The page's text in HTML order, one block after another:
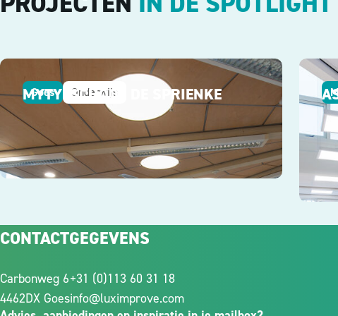
Goes Onderwijs
MYTYLSCHOOL DE SPRIENKE
CONTACTGEGEVENS
Carbonweg 6
4462DX Goes
+31 (0)113 60 31 18
info@luximprove.com